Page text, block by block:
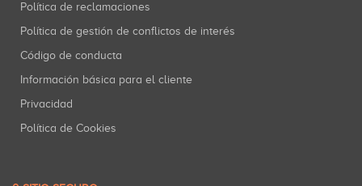
Política de reclamaciones
Política de gestión de conflictos de interés
Código de conducta
Información básica para el cliente
Privacidad
Política de Cookies